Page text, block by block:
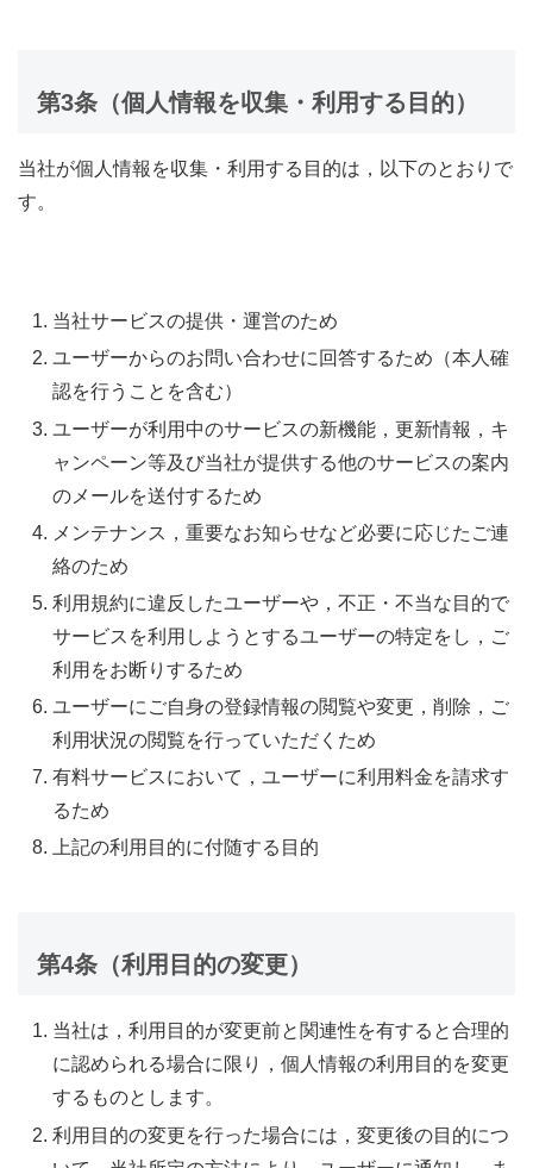
第3条（個人情報を収集・利用する目的）
当社が個人情報を収集・利用する目的は，以下のとおりで
す。
当社サービスの提供・運営のため
ユーザーからのお問い合わせに回答するため（本人確
認を行うことを含む）
ユーザーが利用中のサービスの新機能，更新情報，キ
ャンペーン等及び当社が提供する他のサービスの案内
のメールを送付するため
メンテナンス，重要なお知らせなど必要に応じたご連
絡のため
利用規約に違反したユーザーや，不正・不当な目的で
サービスを利用しようとするユーザーの特定をし，ご
利用をお断りするため
ユーザーにご自身の登録情報の閲覧や変更，削除，ご
利用状況の閲覧を行っていただくため
有料サービスにおいて，ユーザーに利用料金を請求す
るため
上記の利用目的に付随する目的
第4条（利用目的の変更）
当社は，利用目的が変更前と関連性を有すると合理的
に認められる場合に限り，個人情報の利用目的を変更
するものとします。
利用目的の変更を行った場合には，変更後の目的につ